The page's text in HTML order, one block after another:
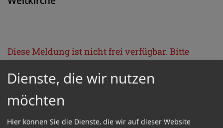
Diese Meldung ist nicht frei verfügbar. Bitte
ProduktKathpress_online.
GESCHÜTZTER BEREICH
Dienste, die wir nutzen
möchten
Hier können Sie die Dienste, die wir auf dieser Website